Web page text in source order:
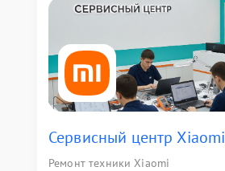
Сервисный центр Xiaomi
Ремонт техники Xiaomi